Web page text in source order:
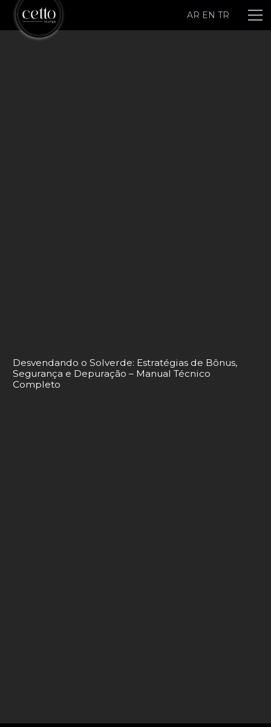
AR EN TR
Desvendando o Solverde: Estratégias de Bônus,
Segurança e Depuração – Manual Técnico
Completo